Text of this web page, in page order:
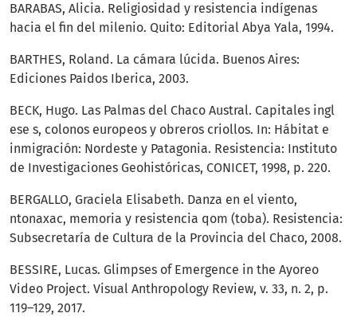
BARABAS, Alicia. Religiosidad y resistencia indígenas
hacia el fin del milenio. Quito: Editorial Abya Yala, 1994.
BARTHES, Roland. La cámara lúcida. Buenos Aires:
Ediciones Paidos Iberica, 2003.
BECK, Hugo. Las Palmas del Chaco Austral. Capitales ingl
ese s, colonos europeos y obreros criollos. In: Hábitat e
inmigración: Nordeste y Patagonia. Resistencia: Instituto
de Investigaciones Geohistóricas, CONICET, 1998, p. 220.
BERGALLO, Graciela Elisabeth. Danza en el viento,
ntonaxac, memoria y resistencia qom (toba). Resistencia:
Subsecretaría de Cultura de la Provincia del Chaco, 2008.
BESSIRE, Lucas. Glimpses of Emergence in the Ayoreo
Video Project. Visual Anthropology Review, v. 33, n. 2, p.
119–129, 2017.